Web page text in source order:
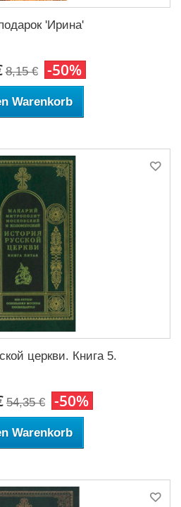
'Ирина'
8,15 € -50%
Warenkorb
церкви. Книга 5.
54,35 € -50%
Warenkorb